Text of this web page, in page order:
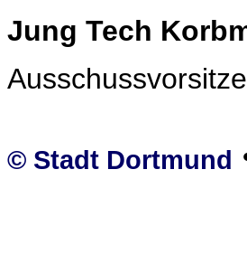
Jung Tech
© Stadt Dortmund